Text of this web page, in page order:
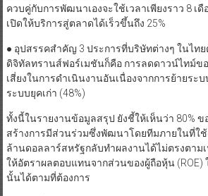
ควบคู่กับการพัฒนาเองจะใช้เวลาเพียงราว 8 เ
เปิดให้บริการสู่ตลาดได้เร็วขึ้นถึง 25%
● อุปสรรคสำคัญ 3 ประการที่บริษัทต่างๆ ในไท
ดิจิทัลทรานส์ฟอร์เมชันก็คือ การลดดาวน์ไทม์ขอ
เสี่ยงในการดำเนินงานอันเนื่องจากการย้ายระ
ระบบยุคเก่า (48%)
ทั้งนี้ในรายงานข้อมูลสรุป ยังชี้ให้เห็นว่า 80%
สร้างการมีส่วนร่วมซึ่งพัฒนาโดยทีมภายในที่ใ
ล้านดอลลาร์สหรัฐกลับทำผลงานได้ไม่ตรงตาม
ให้อัตราผลตอบแทนจากส่วนของผู้ถือหุ้น (ROE)
นั้นได้ตามที่ต้องการ